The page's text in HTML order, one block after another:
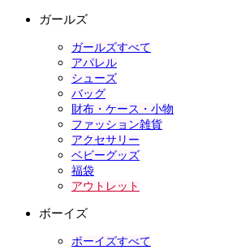
ガールズ
ガールズすべて
アパレル
シューズ
バッグ
財布・ケース・小物
ファッション雑貨
アクセサリー
ベビーグッズ
福袋
アウトレット
ボーイズ
ボーイズすべて